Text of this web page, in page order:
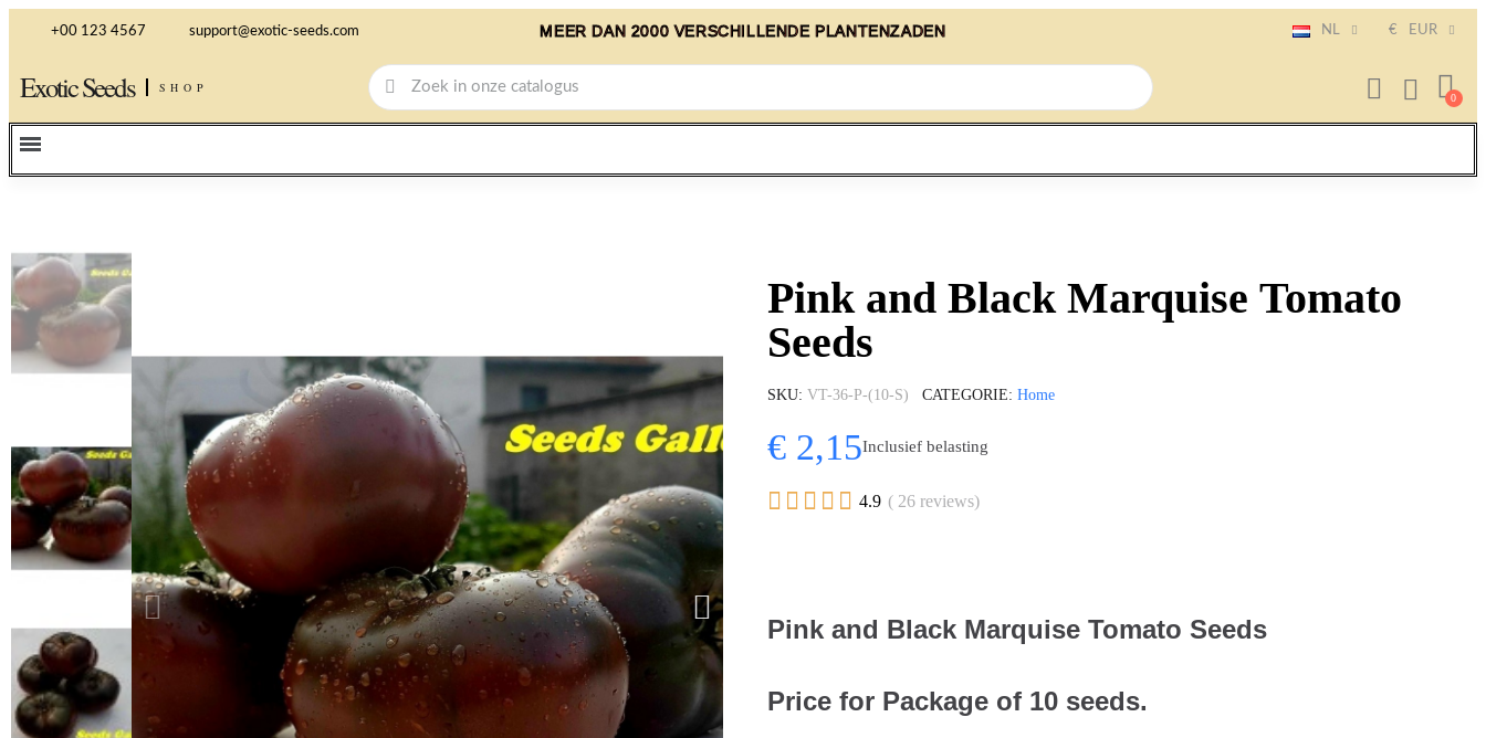
+00 123 4567 support@exotic-seeds.com MEER DAN 2000 VERSCHILLENDE PLANTENZADEN NL € EUR
Exotic Seeds SHOP
Pink and Black Marquise Tomato
Seeds
SKU VT-36-P-(10-S) CATEGORIE Home
€ 2,15Inclusief belasting
     4.9 ( 26 reviews)
Pink and Black Marquise Tomato Seeds
Price for Package of 10 seeds.